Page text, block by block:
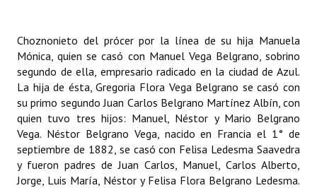
Comunicaciones
Declaraciones
Resoluciones
Resoluciones de Presidencia
INSTITUCIONAL
Choznonieto del prócer por la línea de su hija Manuela
Mónica, quien se casó con Manuel Vega Belgrano, sobrino
segundo de ella, empresario radicado en la ciudad de Azul.
La hija de ésta, Gregoria Flora Vega Belgrano se casó con
su primo segundo Juan Carlos Belgrano Martínez Albín, con
quien tuvo tres hijos: Manuel, Néstor y Mario Belgrano
Vega. Néstor Belgrano Vega, nacido en Francia el 1° de
septiembre de 1882, se casó con Felisa Ledesma Saavedra
y fueron padres de Juan Carlos, Manuel, Carlos Alberto,
Jorge, Luis María, Néstor y Felisa Flora Belgrano Ledesma.